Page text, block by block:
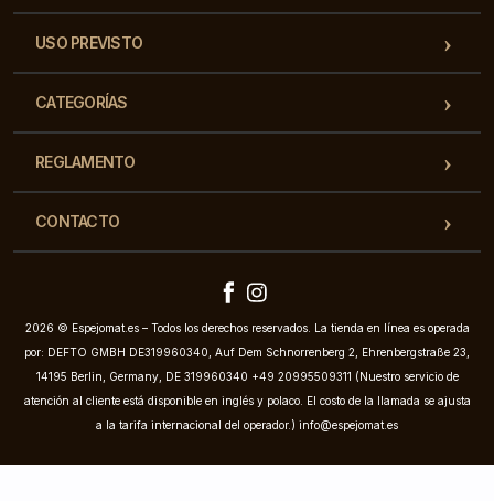
USO PREVISTO
CATEGORÍAS
REGLAMENTO
CONTACTO
2026 © Espejomat.es – Todos los derechos reservados. La tienda en línea es operada
por: DEFTO GMBH DE319960340, Auf Dem Schnorrenberg 2, Ehrenbergstraße 23,
14195 Berlin, Germany, DE 319960340 +49 20995509311 (Nuestro servicio de
atención al cliente está disponible en inglés y polaco. El costo de la llamada se ajusta
a la tarifa internacional del operador.) info@espejomat.es